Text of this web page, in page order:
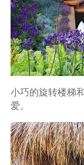
小巧的旋转楼梯
爱。